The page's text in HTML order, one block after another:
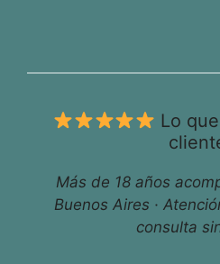
Lo
Más de 18 años
Buenos Aires ·
consulta